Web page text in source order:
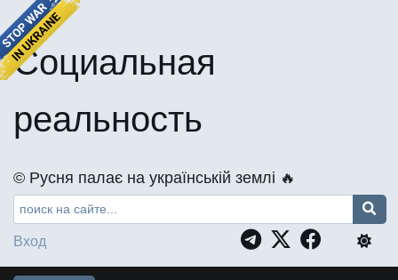
Социальная
реальность
©️ Русня палає на українській землі 🔥
Вход